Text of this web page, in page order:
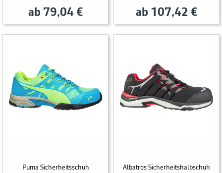
ab 79,04 € ab 107,42 €
Puma Sicherheitsschuh
Albatros Sicherheitshalbschuh